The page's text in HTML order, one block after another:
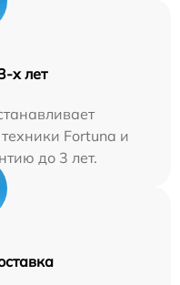
х лет
Fortuna и
до 3 лет.